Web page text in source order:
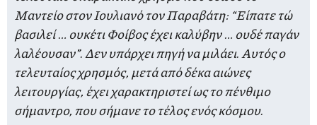
Μαντείο στον Ιουλιανό τον Παραβάτη: “Είπατε τώ
βασιλεί … ουκέτι Φοίβος έχει καλύβην … ουδέ παγάν
λαλέουσαν”. Δεν υπάρχει πηγή να μιλάει. Αυτός ο
τελευταίος χρησμός, μετά από δέκα αιώνες
λειτουργίας, έχει χαρακτηριστεί ως το πένθιμο
σήμαντρο, που σήμανε το τέλος ενός κόσμου.